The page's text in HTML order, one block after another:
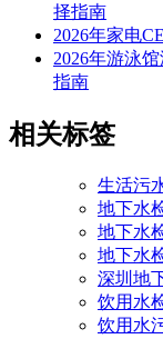
择指南
2026年家电
2026年游泳
指南
相关标签
生活污
地下水
地下水
地下水
深圳地
饮用水
饮用水